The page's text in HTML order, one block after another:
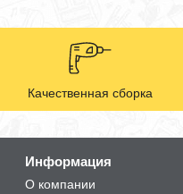
Качественная сборка
Информация
О компании